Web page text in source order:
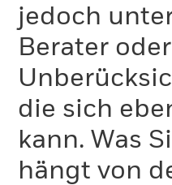
jedoch
Berater
die sich
kann. Was
hängt von